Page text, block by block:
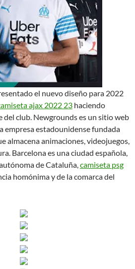
el nuevo diseño para 2022
ajax 2022 23 haciendo
club. Newgrounds es un sitio web
empresa estadounidense fundada
almacena animaciones, videojuegos,
Barcelona es una ciudad española,
de Cataluña,camiseta psg
homónima y de la comarca del